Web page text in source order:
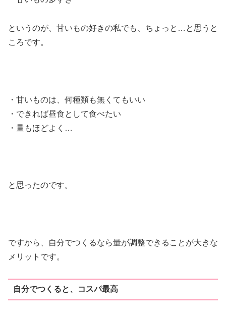
というのが、甘いもの好きの私でも、ちょっと…と思うと
ころです。
・甘いものは、何種類も無くてもいい
・できれば昼食として食べたい
・量もほどよく…
と思ったのです。
ですから、自分でつくるなら量が調整できることが大きな
メリットです。
自分でつくると、コスパ最高